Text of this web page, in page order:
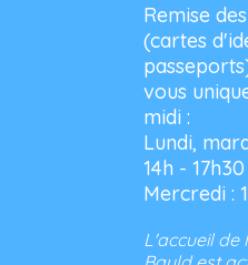
Remise
(cartes
vous
midi :
Lundi,
14h - 17h30
Mercredi :
L'accueil de